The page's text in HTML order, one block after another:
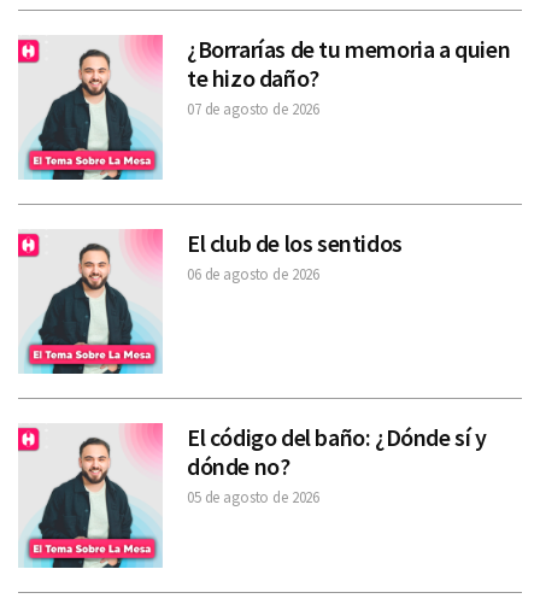
¿Borrarías de tu memoria a quien
te hizo daño?
07 de agosto de 2026
El club de los sentidos
06 de agosto de 2026
El código del baño: ¿Dónde sí y
dónde no?
05 de agosto de 2026